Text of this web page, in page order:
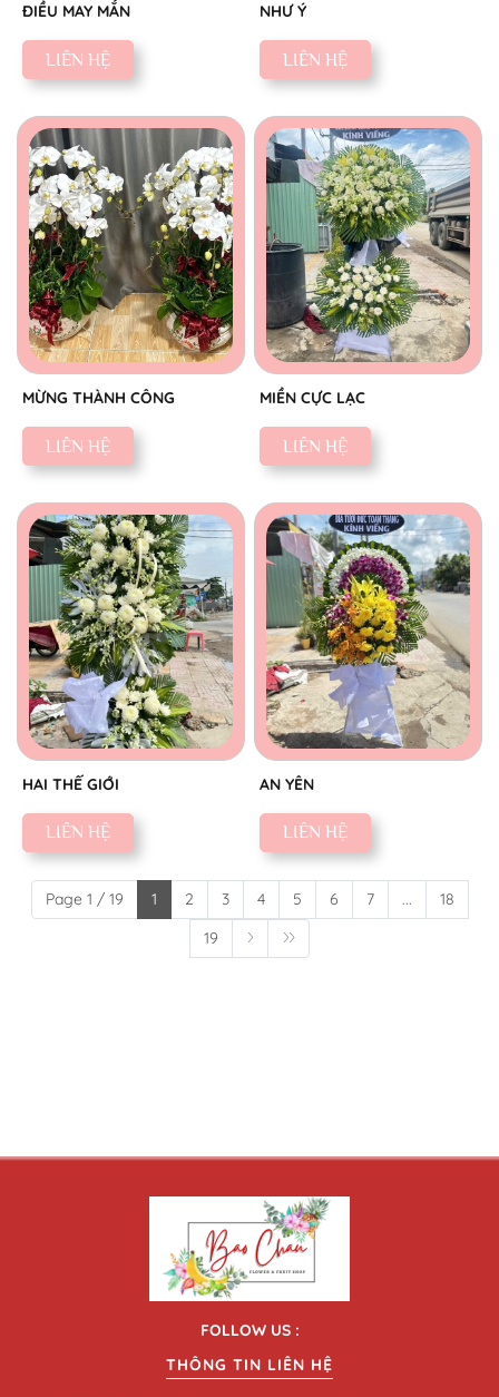
ĐIỀU MAY MẮN
LIÊN HỆ
NHƯ Ý
LIÊN HỆ
MỪNG THÀNH CÔNG
LIÊN HỆ
MIỀN CỰC LẠC
LIÊN HỆ
HAI THẾ GIỚI
LIÊN HỆ
AN YÊN
LIÊN HỆ
Page 1 / 19 1 2 3 4 5 6 7 ...
18
19
FOLLOW US :
THÔNG TIN LIÊN HỆ